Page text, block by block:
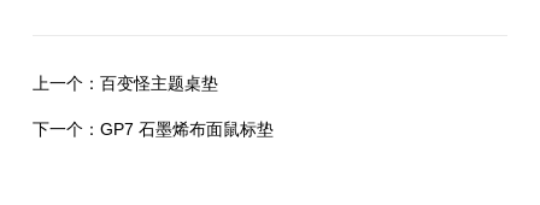
上一个： 百变怪主题桌垫
下一个： GP7 石墨烯布面鼠标垫